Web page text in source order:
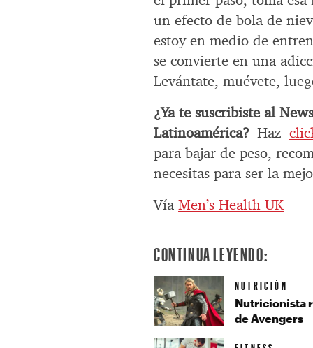
un efecto de bola de
estoy en medio de
se convierte en una
Levántate, muévete,
¿Ya te suscribiste al
Latinoamérica? Haz
para bajar de peso,
necesitas para ser la
VíaMen’s Health UK
CONTINUA LEYENDO:
NUTRICIÓN
Nutricionista
de Avengers